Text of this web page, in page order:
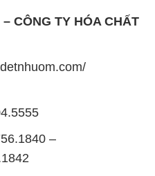
CÔNG TY HÓA CHẤT
–